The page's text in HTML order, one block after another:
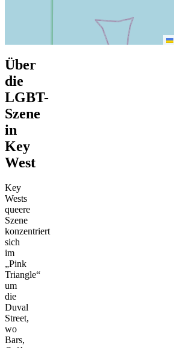
Über
die
LGBT-
Szene
in
Key
West
Key
Wests
queere
Szene
konzentriert
sich
im
„Pink
Triangle“
um
die
Duval
Street,
wo
Bars,